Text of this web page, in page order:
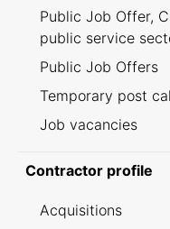
Public Job Offer,
public service
Public Job Offers
Temporary post
Job vacancies
Contractor profile
Acquisitions